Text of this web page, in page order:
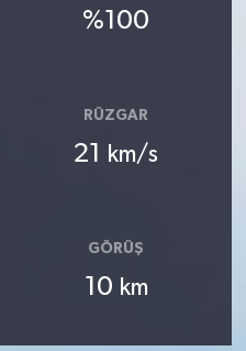
%100
RÜZGAR
21 km/s
GÖRÜŞ
10 km